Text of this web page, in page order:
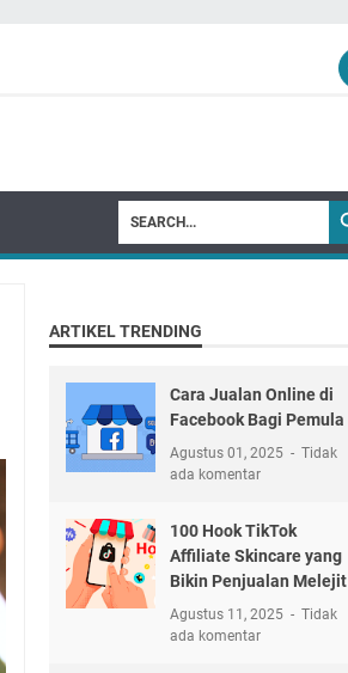
ARTIKEL TRENDING
Cara Jualan Online di
Facebook Bagi Pemula
Agustus 01, 2025
Tidak
ada komentar
100 Hook TikTok
Affiliate Skincare yang
Bikin Penjualan Melejit
Agustus 11, 2025
Tidak
ada komentar